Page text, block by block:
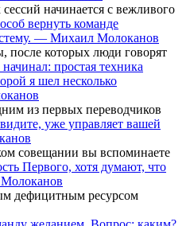
начинается с вежливого
вернуть команде
— Михаил Молоканов
после которых люди говорят
простая техника
я шел несколько
из первых переводчиков
уже управляет вашей
совещании вы вспоминаете
Первого, хотя думают, что
дефицитным ресурсом